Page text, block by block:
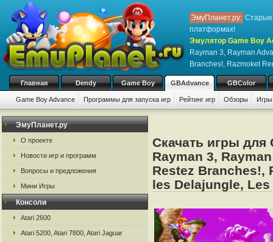
ЭмуПланет.ру: Старые
платформах!
Эмулятор Game Boy
Rayman 3, Rayman
Branches!, Razmoket
Главная Dendy Game Boy GBAdvance GBColor
Game Boy Advance Программы для запуска игр Рейтинг игр Обзоры
ЭмуПланет.ру
О проекте
Новости игр и программ
Вопросы и предложения
Мини Игры
Консоли
Atari 2600
Atari 5200, Atari 7800, Atari Jaguar
Скачать игры для
Rayman 3,
Restez Branches!,
les Delajungle, Les